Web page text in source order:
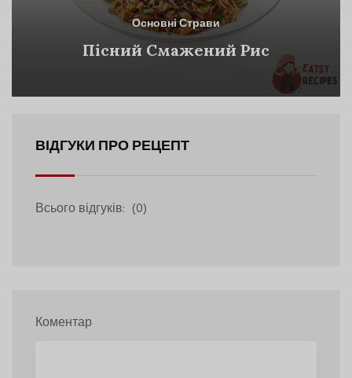
Основні Страви
Пісний Смажений Рис
ВІДГУКИ ПРО РЕЦЕПТ
Всього відгуків: (0)
Коментар